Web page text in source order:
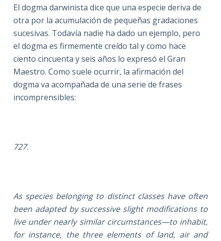
El dogma darwinista dice que una especie deriva de
otra por la acumulación de pequeñas gradaciones
sucesivas. Todavía nadie ha dado un ejemplo, pero
el dogma es firmemente creído tal y como hace
ciento cincuenta y seis años lo expresó el Gran
Maestro. Como suele ocurrir, la afirmación del
dogma va acompañada de una serie de frases
incomprensibles:
727.
As species belonging to distinct classes have often
been adapted by successive slight modifications to
live under nearly similar circumstances—to inhabit,
for instance, the three elements of land, air and